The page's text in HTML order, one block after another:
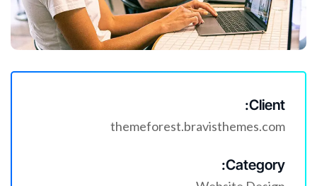
Client:
themeforest.bravisthemes.com
Category: